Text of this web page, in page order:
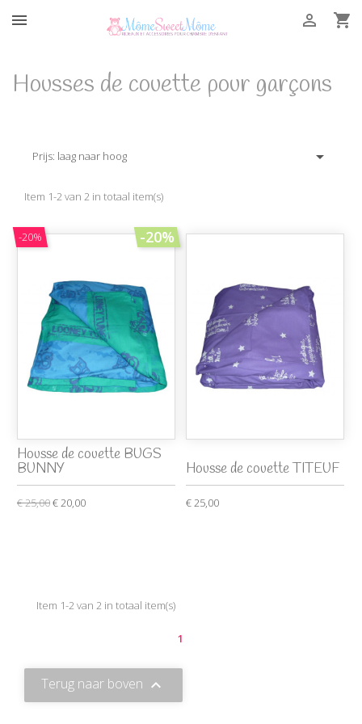
 

Housses de couette pour garçons
Prijs: laag naar hoog 
Item 1-2 van 2 in totaal item(s)
-20% -20%
Housse de couette BUGS
BUNNY
€ 25,00€ 20,00
Housse de couette TITEUF
€ 25,00
Item 1-2 van 2 in totaal item(s)
1
Terug naar boven 